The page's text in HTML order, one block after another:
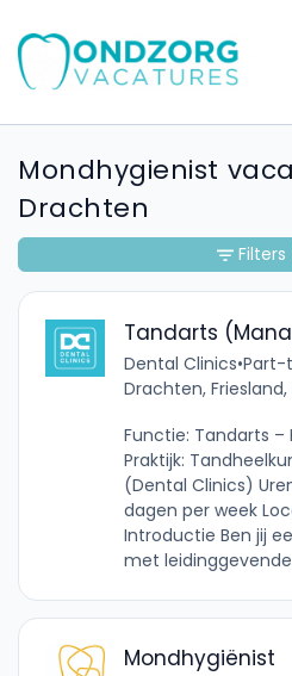
Mondhygienist
Drachten
Tandarts
Dental Clinics•Part-
Drachten,
Functie: Tandarts –
Praktijk:
(Dental Clinics)
dagen per week
Introductie Ben jij
met
Mondhygiënist
Filters